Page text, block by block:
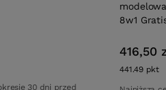
30 dni przed
8w1
416,50
441.49 pkt